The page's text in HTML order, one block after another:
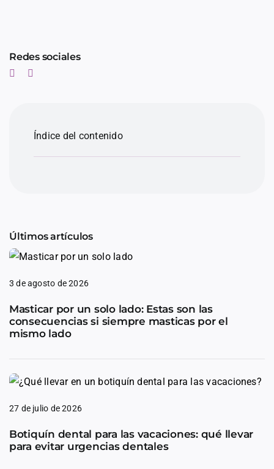
Redes sociales
Índice del contenido
Últimos artículos
3 de agosto de 2026
Masticar por un solo lado: Estas son las
consecuencias si siempre masticas por el
mismo lado
27 de julio de 2026
Botiquín dental para las vacaciones: qué llevar
para evitar urgencias dentales